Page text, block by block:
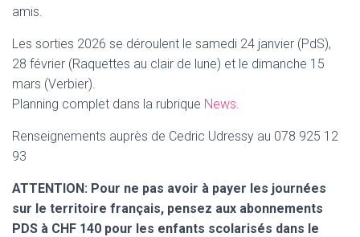
amis.
Les sorties 2026 se déroulent le samedi 24 janvier (PdS),
28 février (Raquettes au clair de lune) et le dimanche 15
mars (Verbier).
Planning complet dans la rubrique News.
Renseignements auprès de Cedric Udressy au 078 925 12
93
ATTENTION: Pour ne pas avoir à payer les journées
sur le territoire français, pensez aux abonnements
PDS à CHF 140 pour les enfants scolarisés dans le